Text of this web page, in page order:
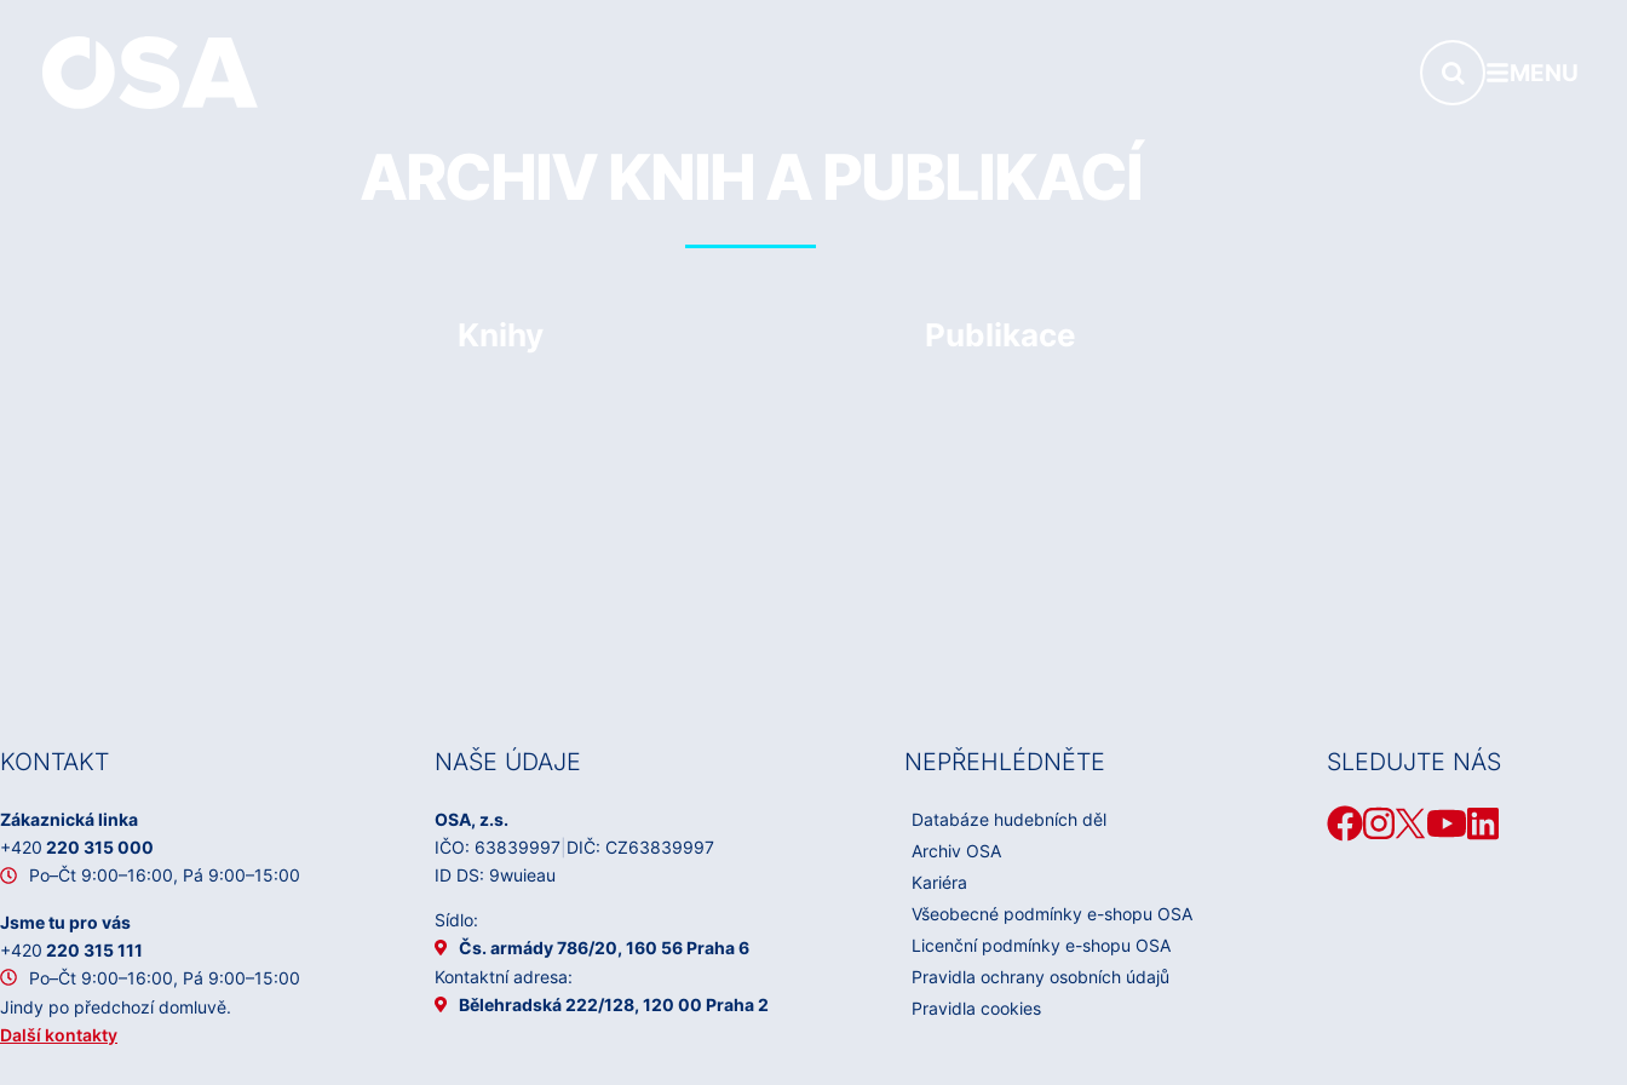
MENU
ARCHIV KNIH A PUBLIKACÍ
Knihy Publikace
KONTAKT
Zákaznická linka
+420 220 315 000
Po–Čt 9:00–16:00, Pá 9:00–15:00
Jsme tu pro vás
+420 220 315 111
Po–Čt 9:00–16:00, Pá 9:00–15:00
Jindy po předchozí domluvě.
Další kontakty
NAŠE ÚDAJE
OSA, z.s.
IČO: 63839997 DIČ: CZ63839997
ID DS: 9wuieau
Sídlo:
Čs. armády 786/20, 160 56 Praha 6
Kontaktní adresa:
Bělehradská 222/128, 120 00 Praha 2
NEPŘEHLÉDNĚTE
Databáze hudebních děl
Archiv OSA
Kariéra
Všeobecné podmínky e-shopu OSA
Licenční podmínky e-shopu OSA
Pravidla ochrany osobních údajů
Pravidla cookies
SLEDUJTE NÁS